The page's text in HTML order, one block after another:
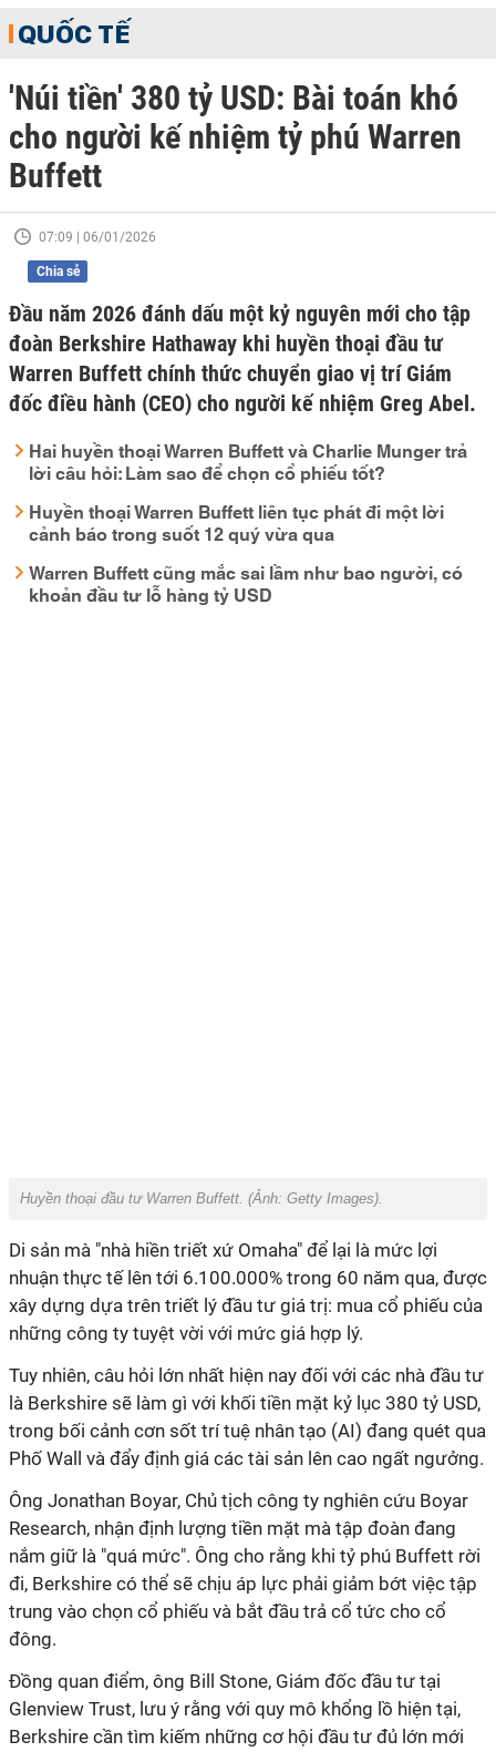
QUỐC TẾ
'Núi tiền' 380 tỷ USD: Bài toán khó
cho người kế nhiệm tỷ phú Warren
Buffett
07:09 | 06/01/2026
Chia sẻ
Đầu năm 2026 đánh dấu một kỷ nguyên mới cho tập
đoàn Berkshire Hathaway khi huyền thoại đầu tư
Warren Buffett chính thức chuyển giao vị trí Giám
đốc điều hành (CEO) cho người kế nhiệm Greg Abel.
Hai huyền thoại Warren Buffett và Charlie Munger trả
lời câu hỏi: Làm sao để chọn cổ phiếu tốt?
Huyền thoại Warren Buffett liên tục phát đi một lời
cảnh báo trong suốt 12 quý vừa qua
Warren Buffett cũng mắc sai lầm như bao người, có
khoản đầu tư lỗ hàng tỷ USD
Huyền thoại đầu tư Warren Buffett. (Ảnh: Getty Images).
Di sản mà "nhà hiền triết xứ Omaha" để lại là mức lợi
nhuận thực tế lên tới 6.100.000% trong 60 năm qua, được
xây dựng dựa trên triết lý đầu tư giá trị: mua cổ phiếu của
những công ty tuyệt vời với mức giá hợp lý.
Tuy nhiên, câu hỏi lớn nhất hiện nay đối với các nhà đầu tư
là Berkshire sẽ làm gì với khối tiền mặt kỷ lục 380 tỷ USD,
trong bối cảnh cơn sốt trí tuệ nhân tạo (AI) đang quét qua
Phố Wall và đẩy định giá các tài sản lên cao ngất ngưởng.
Ông Jonathan Boyar, Chủ tịch công ty nghiên cứu Boyar
Research, nhận định lượng tiền mặt mà tập đoàn đang
nắm giữ là "quá mức". Ông cho rằng khi tỷ phú Buffett rời
đi, Berkshire có thể sẽ chịu áp lực phải giảm bớt việc tập
trung vào chọn cổ phiếu và bắt đầu trả cổ tức cho cổ
đông.
Đồng quan điểm, ông Bill Stone, Giám đốc đầu tư tại
Glenview Trust, lưu ý rằng với quy mô khổng lồ hiện tại,
Berkshire cần tìm kiếm những cơ hội đầu tư đủ lớn mới